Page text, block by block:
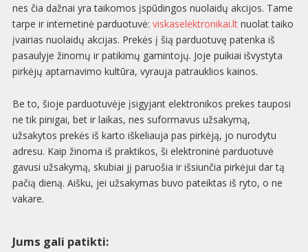
nes čia dažnai yra taikomos įspūdingos nuolaidų akcijos. Tame
tarpe ir internetinė parduotuvė: viskaselektronikai.ltnuolat taiko
įvairias nuolaidų akcijas. Prekės į šią parduotuvę patenka iš
pasaulyje žinomų ir patikimų gamintojų. Joje puikiai išvystyta
pirkėjų aptarnavimo kultūra, vyrauja patrauklios kainos.
Be to, šioje parduotuvėje įsigyjant elektronikos prekes tauposi
ne tik pinigai, bet ir laikas, nes suformavus užsakymą,
užsakytos prekės iš karto iškeliauja pas pirkėją, jo nurodytu
adresu. Kaip žinoma iš praktikos, ši elektroninė parduotuvė
gavusi užsakymą, skubiai jį paruošia ir išsiunčia pirkėjui dar tą
pačią dieną. Aišku, jei užsakymas buvo pateiktas iš ryto, o ne
vakare.
Jums gali patikti: